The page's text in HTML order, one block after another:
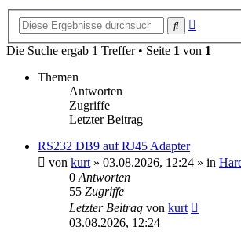
Suche
Die Suche ergab 1 Treffer • Seite 1 von 1
Themen
Antworten
Zugriffe
Letzter Beitrag
RS232 DB9 auf RJ45 Adapter
von kurt » 03.08.2026, 12:24 » in
0 Antworten
55 Zugriffe
Letzter Beitrag von kurt
03.08.2026, 12:24